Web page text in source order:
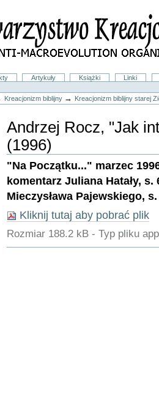
Artykuły Książki
Linki
Kreacjonizm biblijny → Kreacjonizm biblijny starej
Andrzej Rocz, "Jak
(1996)
"Na Początku..." marzec
komentarz Juliana Hatały,
Mieczysława Pajewskiego,
Kliknij tutaj aby pobrać plik
Rozmiar 188.2 kB -Typ pliku